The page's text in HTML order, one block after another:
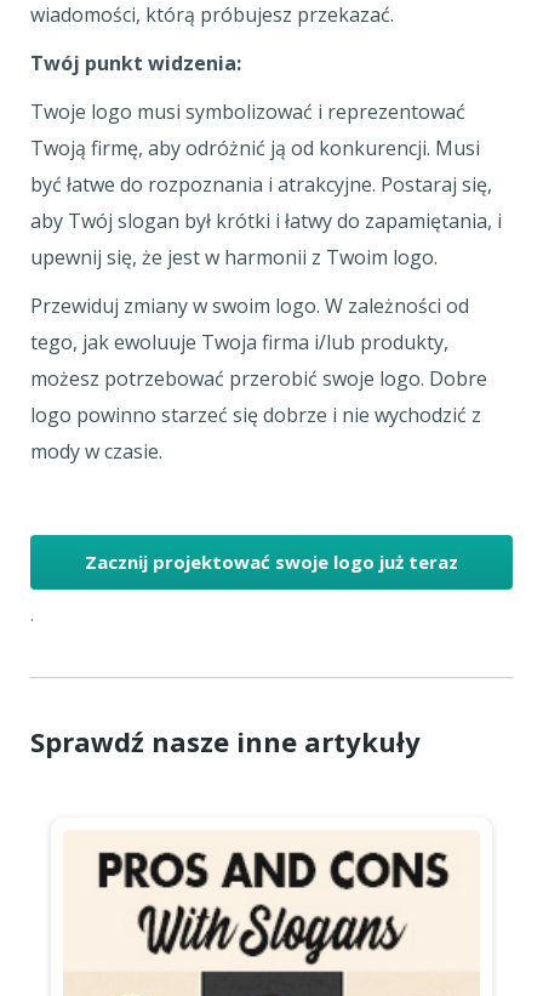
wiadomości, którą próbujesz przekazać.
Twój punkt widzenia:
Twoje logo musi symbolizować i reprezentować
Twoją firmę, aby odróżnić ją od konkurencji. Musi
być łatwe do rozpoznania i atrakcyjne. Postaraj się,
aby Twój slogan był krótki i łatwy do zapamiętania, i
upewnij się, że jest w harmonii z Twoim logo.
Przewiduj zmiany w swoim logo. W zależności od
tego, jak ewoluuje Twoja firma i/lub produkty,
możesz potrzebować przerobić swoje logo. Dobre
logo powinno starzeć się dobrze i nie wychodzić z
mody w czasie.
Zacznij projektować swoje logo już teraz
.
Sprawdź nasze inne artykuły